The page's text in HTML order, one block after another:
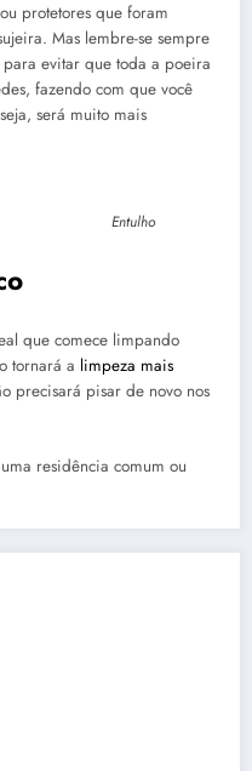
protetores que foram
Mas lembre-se sempre
evitar que toda a poeira
fazendo com que você
será muito mais
Entulho
que comece limpando
tornará a limpeza mais
precisará pisar de novo nos
residência comum ou